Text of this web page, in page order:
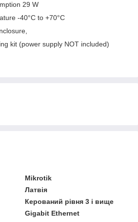
29 W
-40°C to +70°C
kit (power supply NOT included)
Mikrotik
Латвія
Керований рівня 3 і вище
Gigabit Ethernet